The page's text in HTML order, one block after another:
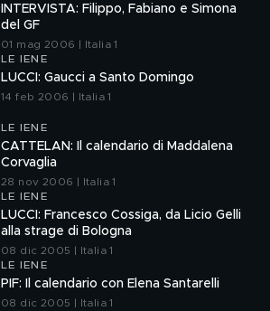
INTERVISTA: Filippo, Fabiano e Simona
del GF
01 mag 2006 | Italia 1
LE IENE
LUCCI: Gaucci a Santo Domingo
14 feb 2006 | Italia 1
LE IENE
CATTELAN: Il calendario di Maddalena
Corvaglia
28 nov 2006 | Italia 1
LE IENE
LUCCI: Francesco Cossiga, da Licio Gelli
alla strage di Bologna
08 dic 2005 | Italia 1
LE IENE
PIF: Il calendario con Elena Santarelli
08 dic 2005 | Italia 1